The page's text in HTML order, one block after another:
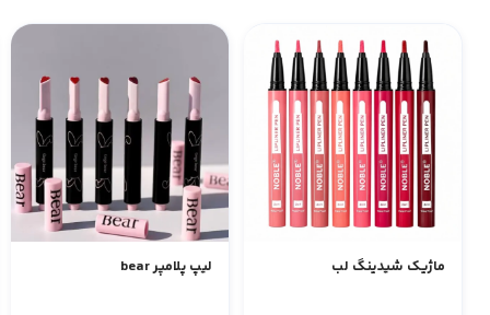
ماژیک شیدینگ لب لیپ پلامپر bear